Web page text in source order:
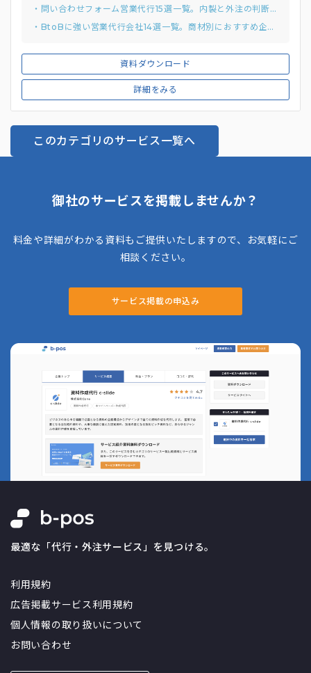
資料ダウンロード
詳細をみる
最適な戦略を練り上げ、営業の効率化と成果向上を実現するた
めのパートナーとして、全力でサポートします。
・問い合わせフォーム営業代行15選一覧。内製と外注の判断基準から徹底解説
・BtoBに強い営業代行会社14選一覧。商材別におすすめ企業を紹介
このカテゴリのサービス一覧へ
御社のサービスを掲載しませんか？
料金や詳細がわかる資料もご提供いたしますので、お気軽にご
相談ください。
サービス掲載の申込み
最適な「代行・外注サービス」を見つける。
利用規約
広告掲載サービス利用規約
個人情報の取り扱いについて
お問い合わせ